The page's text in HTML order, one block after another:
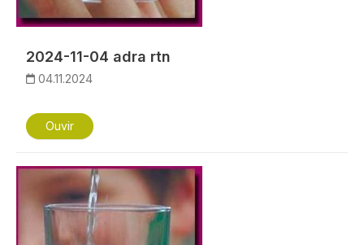
2024-11-04 adra rtn
04.11.2024
Ouvir
Imagem